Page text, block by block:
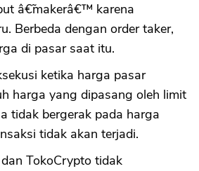
â€˜makerâ€™ karena
Berbeda dengan order taker,
di pasar saat itu.
ketika harga pasar
harga yang dipasang oleh limit
tidak bergerak pada harga
tidak akan terjadi.
TokoCrypto tidak